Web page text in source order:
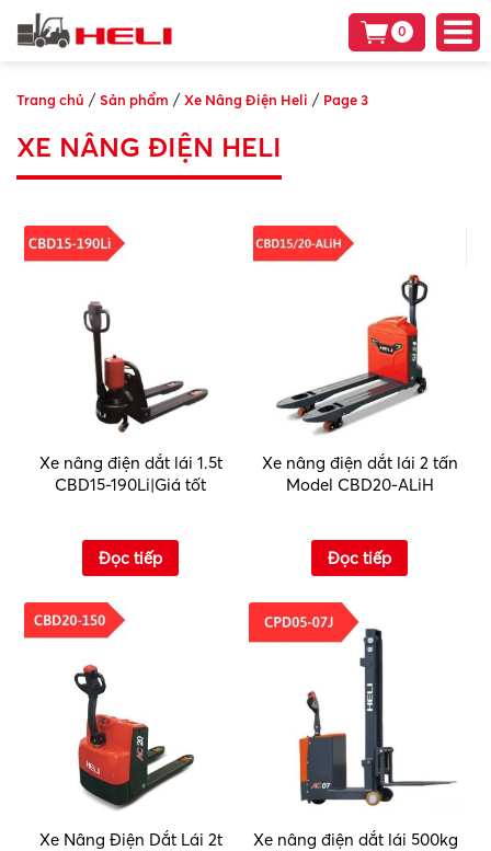
0
Trang chủ /Sản phẩm /Xe Nâng Điện Heli / Page 3
XE NÂNG ĐIỆN HELI
Xe nâng điện dắt lái 1.5t
CBD15-190Li|Giá tốt
Đọc tiếp
Xe nâng điện dắt lái 2 tấn
Model CBD20-ALiH
Đọc tiếp
Xe Nâng Điện Dắt Lái 2t
Xe nâng điện dắt lái 500kg